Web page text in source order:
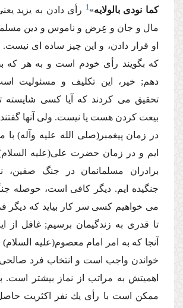
كما نودى بالولایه»
1 رأى دادن به یزید
مال و جان و عِرض و ناموس و دین
او قرار دادن، و این چیز ساده اى
كه بگویند رأى خودم است و به هر كه
دهم; خیر، این تكلیف و مسئولیت
تحقیق مى كردند كه آیا كسى شایسته
بیعت كردن هست یا نیست. ولى آنها
در زمان پیغمبر(صلى الله علیه وآله)
ایم و در زمان حضرت على(علیه
برادران مسلمانمان در جنگ صفین،
جنگیده ایم. دیگر كافى است، حوصله
مى خواهیم كسى سر كار بیاید كه دیگر
تا قدرى به زندگیمان برسیم; غافل از
آنجا كه به امر امام معصوم(علیه
خواندن واجب است و انتخاب فرد
اهمیتش به مراتب از نماز بیشتر
ممكن است با رأى یك نفر اكثریت